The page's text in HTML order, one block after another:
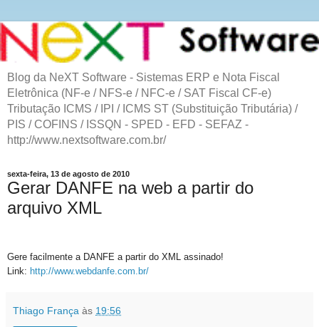
Blog da NeXT Software - Sistemas ERP e Nota Fiscal
Eletrônica (NF-e / NFS-e / NFC-e / SAT Fiscal CF-e)
Tributação ICMS / IPI / ICMS ST (Substituição Tributária) /
PIS / COFINS / ISSQN - SPED - EFD - SEFAZ -
http://www.nextsoftware.com.br/
sexta-feira, 13 de agosto de 2010
Gerar DANFE na web a partir do
arquivo XML
Gere facilmente a DANFE a partir do XML assinado!
Link: http://www.webdanfe.com.br/
Thiago França às 19:56